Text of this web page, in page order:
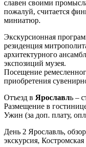
славен своими
пожалуй, считается
миниатюр.
Экскурсионная
резиденция
архитектурного
экспозиций музея.
Посещение
приобретения
Отъезд в Ярославль –
Размещение в
Ужин (за доп. плату,
День 2 Ярославль,
экскурсия,